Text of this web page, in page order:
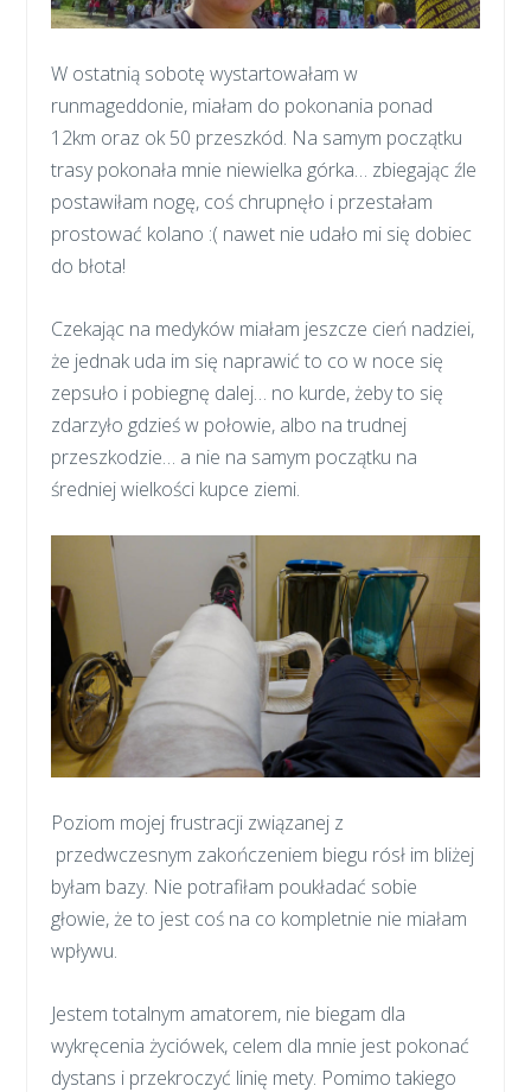
W ostatnią sobotę wystartowałam w
runmageddonie, miałam do pokonania ponad
12km oraz ok 50 przeszkód. Na samym początku
trasy pokonała mnie niewielka górka… zbiegając źle
postawiłam nogę, coś chrupnęło i przestałam
prostować kolano :( nawet nie udało mi się dobiec
do błota!
Czekając na medyków miałam jeszcze cień nadziei,
że jednak uda im się naprawić to co w noce się
zepsuło i pobiegnę dalej… no kurde, żeby to się
zdarzyło gdzieś w połowie, albo na trudnej
przeszkodzie… a nie na samym początku na
średniej wielkości kupce ziemi.
Poziom mojej frustracji związanej z
przedwczesnym zakończeniem biegu rósł im bliżej
byłam bazy. Nie potrafiłam poukładać sobie
głowie, że to jest coś na co kompletnie nie miałam
wpływu.
Jestem totalnym amatorem, nie biegam dla
wykręcenia życiówek, celem dla mnie jest pokonać
dystans i przekroczyć linię mety. Pomimo takiego